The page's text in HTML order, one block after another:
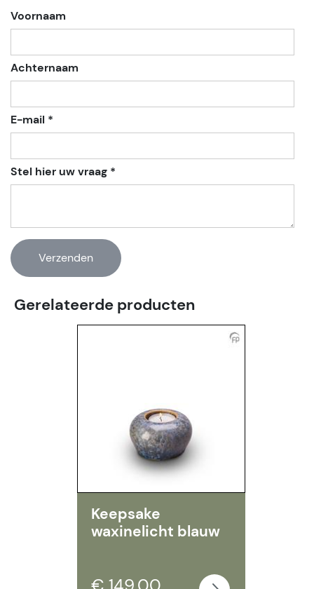
Voornaam
Achternaam
E-mail *
Stel hier uw vraag *
Gerelateerde producten
Keepsake
waxinelicht blauw